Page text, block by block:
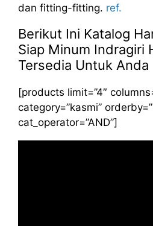
dan fitting-fitting. ref.
Berikut Ini Katalog
Siap Minum Indragiri
Tersedia Untuk Anda
[products limit=”4″
category=”kasmi”
cat_operator=”AND”]